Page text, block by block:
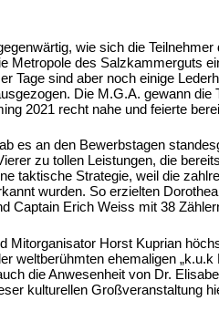
wie sich die
des Salzkammerguts
Tage sind aber noch einige
Die M.G.A. gewann
2021 recht nahe und feierte
es an den Bewerbstagen
zu tollen Leistungen, die
taktische Strategie, weil die
wurden. So erzielten
Captain Erich Weiss mit 38
Mitorganisator Horst Kuprian
weltberühmten ehemaligen
die Anwesenheit von Dr.
kulturellen Großveranstaltung